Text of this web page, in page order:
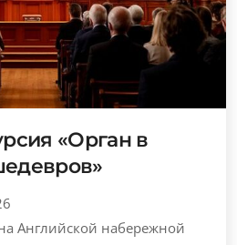
«Орган в
Английской набережной